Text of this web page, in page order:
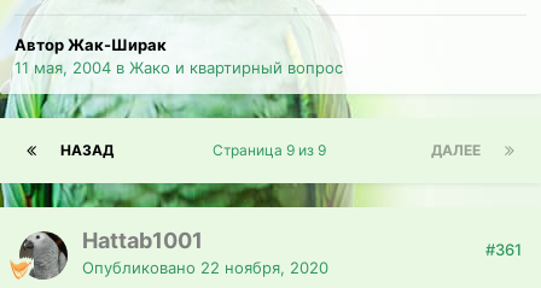
Автор Жак-Ширак
11 мая, 2004 в Жако и квартирный вопрос
НАЗАД ДАЛЕЕ
Страница 9 из 9
Hattab1001
Опубликовано 22 ноября, 2020
#361